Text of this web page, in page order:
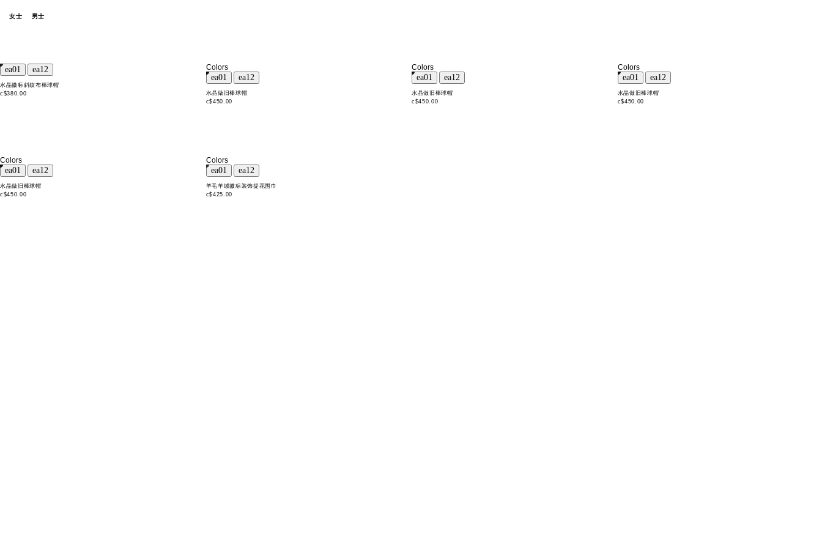
女士 男士
水晶徽标斜纹布棒球帽
c$380.00
Colors
水晶做旧棒球帽
c$450.00
Colors
水晶做旧棒球帽
c$450.00
Colors
水晶做旧棒球帽
c$450.00
Colors
水晶做旧棒球帽
c$450.00
Colors
羊毛羊绒徽标装饰提花围巾
c$425.00